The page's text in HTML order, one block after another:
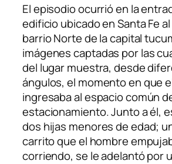
El episodio ocurrió en la
edificio ubicado en Santa Fe
barrio Norte de la capital
imágenes captadas por las
del lugar muestra, desde
ángulos, el momento en que
ingresaba al espacio común
estacionamiento. Junto a él,
dos hijas menores de edad;
carrito que el hombre
corriendo, se le adelantó por